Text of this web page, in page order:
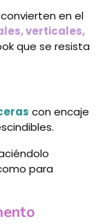
en el
verticales,
que se resista
con encaje
para